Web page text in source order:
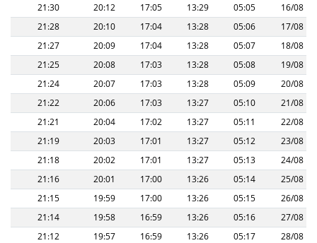
16/08
05:05
13:29
17:05
20:12
21:30
17/08
05:06
13:28
17:04
20:10
21:28
18/08
05:07
13:28
17:04
20:09
21:27
19/08
05:08
13:28
17:03
20:08
21:25
20/08
05:09
13:28
17:03
20:07
21:24
21/08
05:10
13:27
17:03
20:06
21:22
22/08
05:11
13:27
17:02
20:04
21:21
23/08
05:12
13:27
17:01
20:03
21:19
24/08
05:13
13:27
17:01
20:02
21:18
25/08
05:14
13:26
17:00
20:01
21:16
26/08
05:15
13:26
17:00
19:59
21:15
27/08
05:16
13:26
16:59
19:58
21:14
28/08
05:17
13:26
16:59
19:57
21:12